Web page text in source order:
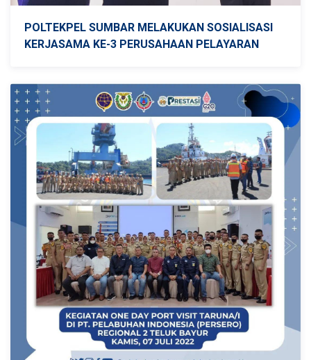
POLTEKPEL SUMBAR MELAKUKAN SOSIALISASI
KERJASAMA KE-3 PERUSAHAAN PELAYARAN